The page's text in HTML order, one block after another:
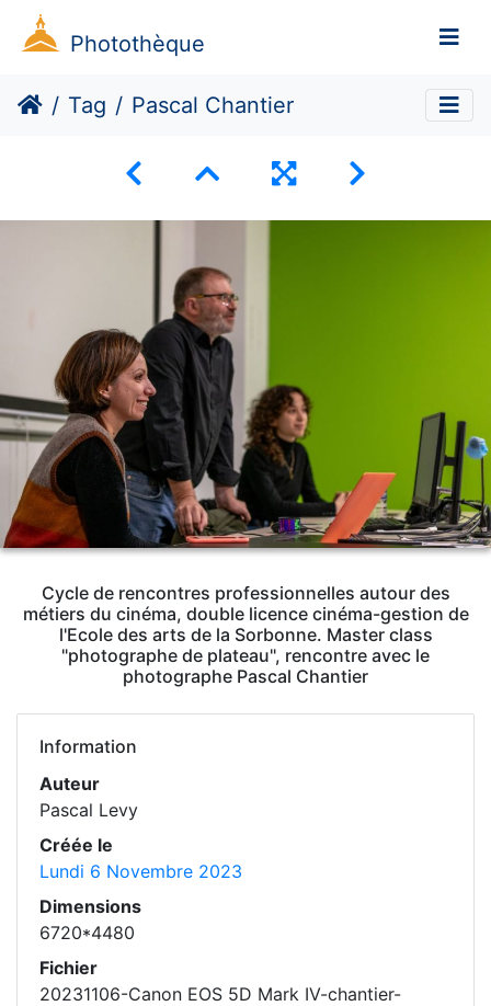
Photothèque
Tag Pascal Chantier
Cycle de rencontres professionnelles autour des
métiers du cinéma, double licence cinéma-gestion de
l'Ecole des arts de la Sorbonne. Master class
"photographe de plateau", rencontre avec le
photographe Pascal Chantier
Information
Auteur
Pascal Levy
Créée le
Lundi 6 Novembre 2023
Dimensions
6720*4480
Fichier
20231106-Canon EOS 5D Mark IV-chantier-